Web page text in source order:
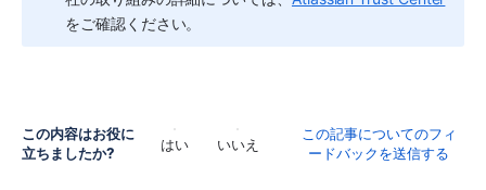
をご確認ください。
この内容はお役に
立ちましたか?
はい いいえ
この記事についてのフィ
ードバックを送信する